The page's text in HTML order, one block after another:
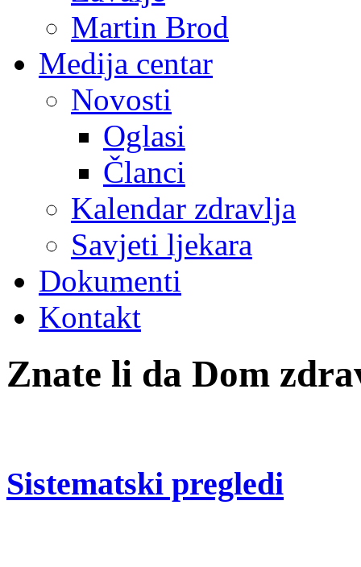
Martin Brod
Medija centar
Novosti
Oglasi
Članci
Kalendar zdravlja
Savjeti ljekara
Dokumenti
Kontakt
Znate li da Dom
Sistematski pregledi